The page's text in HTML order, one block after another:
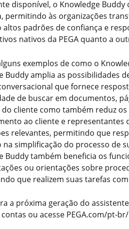
disponível, o Knowledge
permitindo às organizações
altos padrões de confiança e
nativos da PEGA quanto a
exemplos de como o
Buddy amplia as possibilidades
que fornece
de buscar em documentos,
cliente como também reduz
ao cliente e representantes
relevantes, permitindo que
na simplificação do processo de
Buddy também beneficia os
ou orientações sobre
que realizem suas tarefas
a próxima geração do
ou acesse PEGA.com/pt-